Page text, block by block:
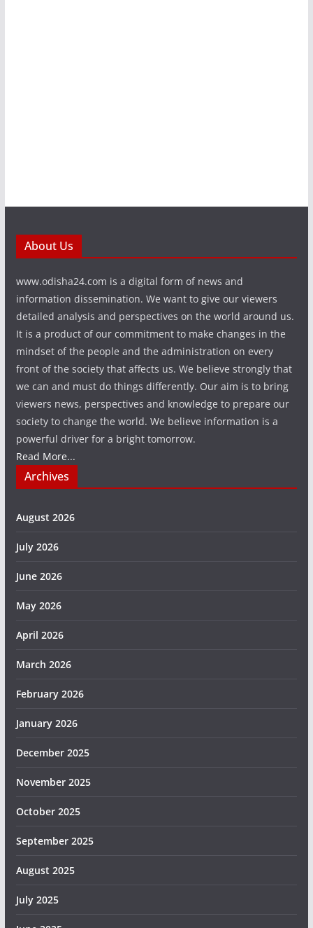
About Us
www.odisha24.com is a digital form of news and
information dissemination. We want to give our viewers
detailed analysis and perspectives on the world around us.
It is a product of our commitment to make changes in the
mindset of the people and the administration on every
front of the society that affects us. We believe strongly that
we can and must do things differently. Our aim is to bring
viewers news, perspectives and knowledge to prepare our
society to change the world. We believe information is a
powerful driver for a bright tomorrow.
Read More...
Archives
August 2026
July 2026
June 2026
May 2026
April 2026
March 2026
February 2026
January 2026
December 2025
November 2025
October 2025
September 2025
August 2025
July 2025